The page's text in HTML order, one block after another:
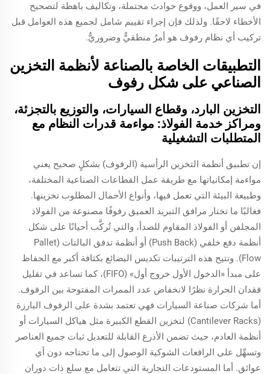
في سير العمل، ووقوع حوادث محتملة، وتكاليف باهظة لتصحيح
الأخطاء لاحقًا. ولذلك فإن إجراء تقييم شامل لجميع هذه العوامل قبل
تركيب أي نظام رفوف هو أمرٌ منطقيٌّ وضروريٌّ.
التطبيقات الخاصة بالصناعة لأنظمة التخزين
الصناعي على شكل رفوف
التخزين البارد، وقطاع السيارات، والتوزيع بالتجزئة،
ومراكز خدمة الفولاذ: مواءمة قدرات النظام مع
المتطلبات التشغيلية
إن تطبيق أنظمة التخزين الرأسية (الرفوف) بشكلٍ صحيح يعني
مواءمة إمكانياتها مع طريقة عمل القطاعات الصناعية المختلفة،
وطبيعة البيئة التي تعمل فيها، وأنواع الأحمال المطلوب تخزينها.
فغالبًا ما تختار مرافق التبريد العميق رفوفًا مصنوعة من الفولاذ
المجلفن أو الفولاذ المقاوم للصدأ، والتي تُركَّب أحيانًا على شكل
أنظمة دفع خلفي (Push Back) أو أنظمة تدفق البالتات (Pallet
Flow). وتتيح هذه الترتيبات تكديس البضائع بكثافة أكبر مع الحفاظ
على مبدأ «الدخول الأول خروج أول» (FIFO)، كما تساعد في تقليل
فقدان الحرارة نظرًا لانخفاض عدد الممرات المفتوحة بين الرفوف.
أما شركات صناعة السيارات فهي تعتمد بشدة على الرفوف البارزة
(Cantilever Racks) لتخزين القطع الكبيرة مثل هياكل السيارات أو
أنظمة العادم، حيث تضمن الأذرع القابلة للتعديل ثبات جميع العناصر
وتسهِّل على الرافعات الشوكية الوصول إلى ما تحتاجه دون أي
عوائق. أما المستودعات التجارية التي تتعامل مع سلع ذات دوران